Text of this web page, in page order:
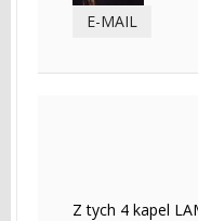
E-MAIL
Z tych 4 kapel